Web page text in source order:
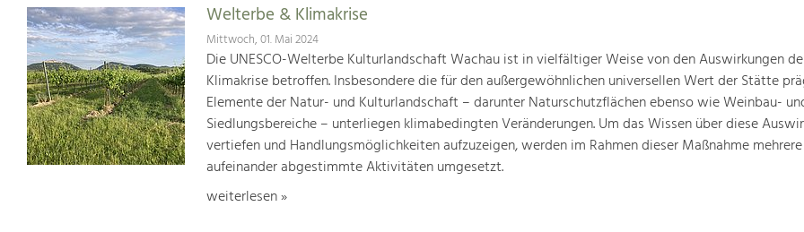
Welterbe & Klimakrise
Mittwoch, 01. Mai 2024
Die UNESCO-Welterbe Kulturlandschaft Wachau ist in vielfältiger Weise von den Auswirkungen
Klimakrise betroffen. Insbesondere die für den außergewöhnlichen universellen Wert der Stätte
Elemente der Natur- und Kulturlandschaft – darunter Naturschutzflächen ebenso wie Weinbau-
Siedlungsbereiche – unterliegen klimabedingten Veränderungen. Um das Wissen über diese
vertiefen und Handlungsmöglichkeiten aufzuzeigen, werden im Rahmen dieser Maßnahme mehrere
aufeinander abgestimmte Aktivitäten umgesetzt.
weiterlesen »